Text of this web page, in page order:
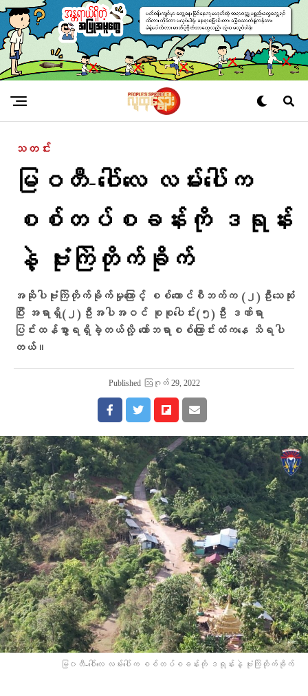
သတင်း
မြဝတီ-ဝေါ်လေ လမ်းပေါ်က
စစ်တပ်စခန်းကို ဒရုန်း
နဲ့ ဗုံးကြဲတိုက်ခိုက်
အဆိုပါဗုံးကြဲတိုက်ခိုက်မှုကြောင့် စစ်ကောင်စီဘက်က (၂)ဦးသေဆုံး
ပြီး အရာရှိ(၂)ဦးအပါအဝင် စုစုပေါင်း(၅)ဦး ဒဏ်ရာ
ပြင်းထန်စွာရရှိခဲ့တယ်လို့ ကော်ဘရာစစ်ကြောင်းထံကနေ သိရပါ
တယ်။
Published ဩဂုတ် 29, 2022
မြ၀တီ-ဝေါ်လေ လမ်းပေါ်က စစ်တပ်စခန်းကို ဒရုန်းနဲ့ ဗုံးကြဲတိုက်ခိုက်